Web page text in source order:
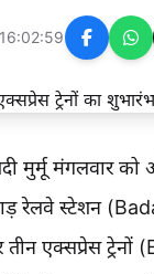
मुर्मू मंगलवार
रेलवे स्टेशन
एक्सप्रेस ट्रेनों